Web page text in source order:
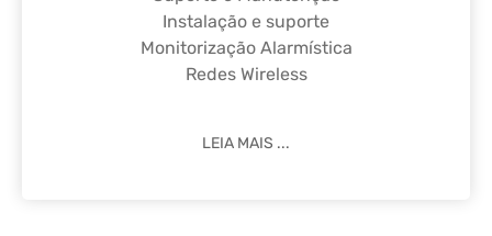
Instalação e suporte
Monitorização Alarmística
Redes Wireless
LEIA MAIS ...